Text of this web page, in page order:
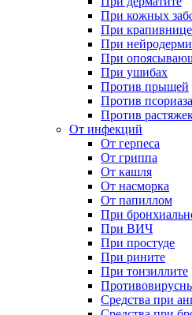
При кожных
При крапивнице
При
При
При ушибах
Против прыщей
Против псориаза
Против
От инфекций
От герпеса
От гриппа
От кашля
От насморка
От папиллом
При
При ВИЧ
При простуде
При рините
При тонзиллите
Средства при